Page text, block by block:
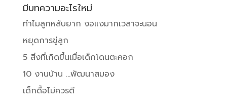
มีบทความอะไรใหม่
ทำไมลูกหลับยาก งอแงมากเวลาจะนอน
หยุดการขู่ลูก
5 สิ่งที่เกิดขึ้นเมื่อเด็กโดนตะคอก
10 งานบ้าน …พัฒนาสมอง
เด็กดื้อไม่ควรตี